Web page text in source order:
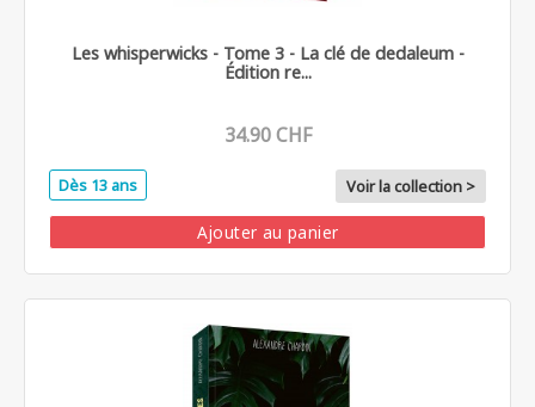
Les whisperwicks - Tome 3 - La clé de dedaleum -
Édition re...
34.90 CHF
Dès 13 ans Voir la collection >
Ajouter au panier